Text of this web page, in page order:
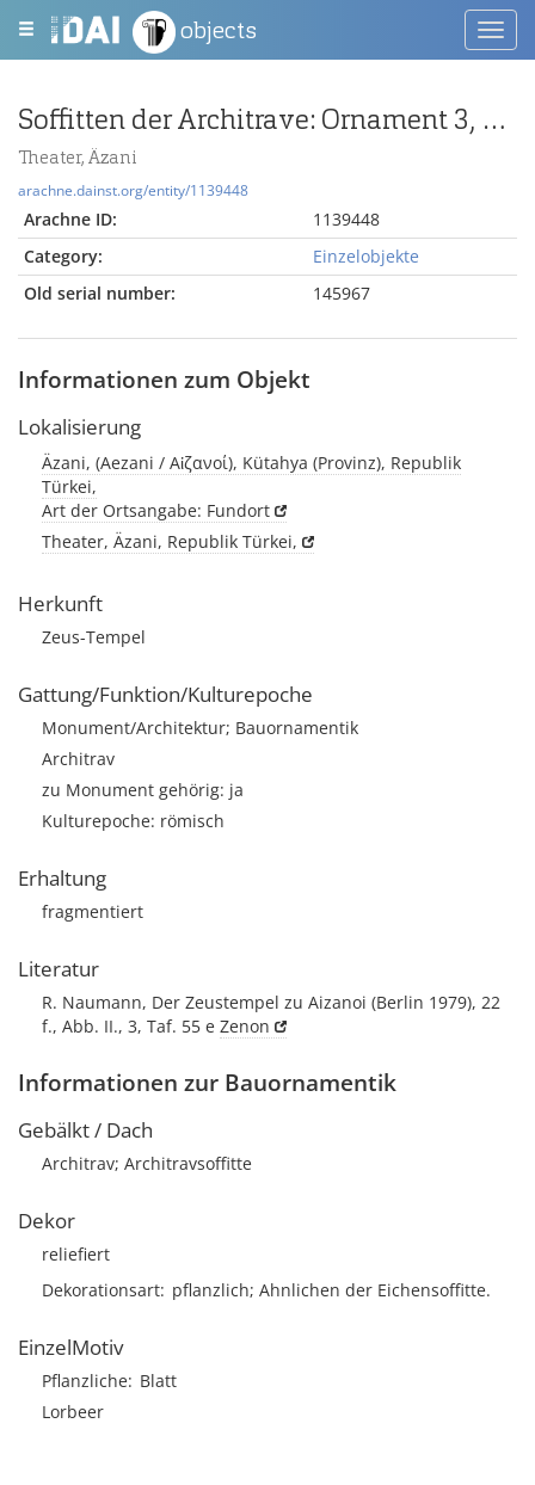
objects
Soffitten der Architrave: Ornament 3, Lorbeer
Theater, Äzani
arachne.dainst.org/entity/1139448
Arachne ID:
1139448
Category:
Einzelobjekte
Old serial number:
145967
Informationen zum Objekt
Lokalisierung
Äzani, (Aezani / Αἰζανοί), Kütahya (Provinz), Republik
Türkei,
Art der Ortsangabe: Fundort
Theater, Äzani, Republik Türkei,
Herkunft
Zeus-Tempel
Gattung/Funktion/Kulturepoche
Monument/Architektur; Bauornamentik
Architrav
zu Monument gehörig: ja
Kulturepoche: römisch
Erhaltung
fragmentiert
Literatur
R. Naumann, Der Zeustempel zu Aizanoi (Berlin 1979), 22
f., Abb. II., 3, Taf. 55 e Zenon
Informationen zur Bauornamentik
Gebälkt / Dach
Architrav; Architravsoffitte
Dekor
reliefiert
Dekorationsart pflanzlich; Ahnlichen der Eichensoffitte.
EinzelMotiv
Pflanzliche Blatt
Lorbeer